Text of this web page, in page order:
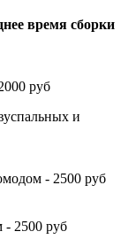
время сборки
руб
и
- 2500 руб
- 2500 руб